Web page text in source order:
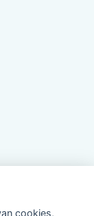
cookies,